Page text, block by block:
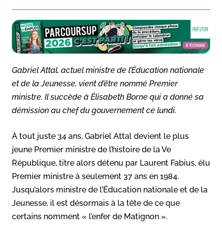
Gabriel Attal, actuel ministre de l’Éducation nationale
et de la Jeunesse, vient d’être nommé Premier
ministre. Il succède à Élisabeth Borne qui a donné sa
démission au chef du gouvernement ce lundi.
À tout juste 34 ans, Gabriel Attal devient le plus
jeune Premier ministre de l’histoire de la Ve
République, titre alors détenu par Laurent Fabius, élu
Premier ministre à seulement 37 ans en 1984.
Jusqu’alors ministre de l’Éducation nationale et de la
Jeunesse, il est désormais à la tête de ce que
certains nomment « l’enfer de Matignon ».